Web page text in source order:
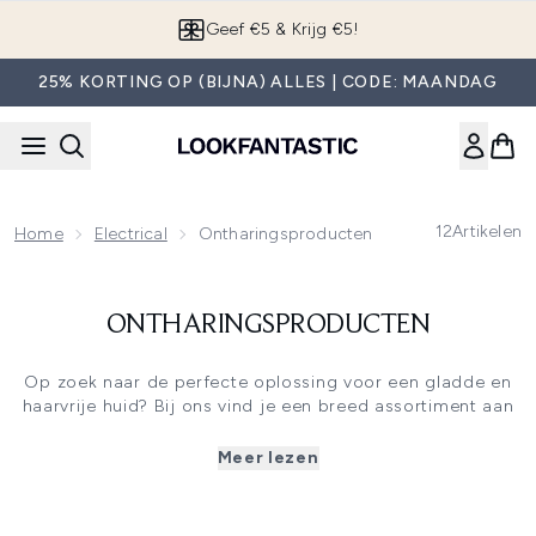
Geef €5 & Krijg €5!
25% KORTING OP (BIJNA) ALLES | CODE: MAANDAG
Home Electrical Ontharingsproducten 12Artikelen
ONTHARINGSPRODUCTEN
Op zoek naar de perfecte oplossing voor een gladde en
haarvrije huid? Bij ons vind je een breed assortiment aan
persoonlijke voorkeur. Of je nu kiest voor een thuis wax
Meer lezen